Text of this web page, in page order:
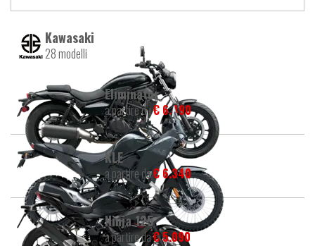
Kawasaki
28 modelli
Eliminator
a partire da€ 6.490
KLE
a partire da€ 6.340
Ninja 125
a partire da€ 5.090